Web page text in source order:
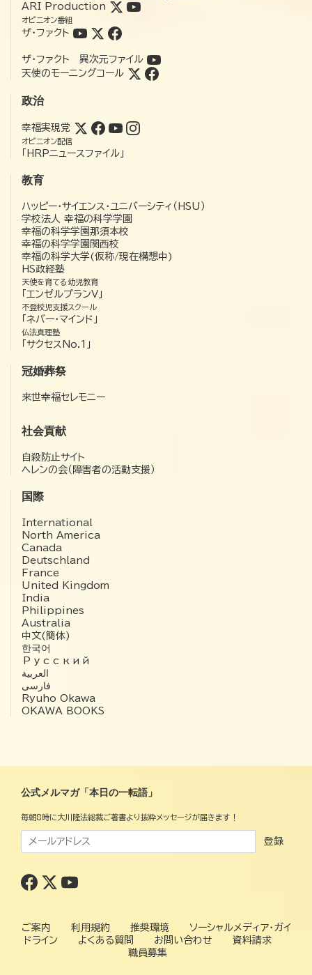
ARI Production
オピニオン番組
ザ・ファクト
ザ・ファクト 異次元ファイル
天使のモーニングコール
政治
幸福実現党
オピニオン配信
「HRPニュースファイル」
教育
ハッピー・サイエンス・ユニバーシティ（HSU）
学校法人 幸福の科学学園
幸福の科学学園那須本校
幸福の科学学園関西校
幸福の科学大学(仮称/現在構想中)
HS政経塾
天使を育てる幼児教育
「エンゼルプランV」
不登校児支援スクール
「ネバー・マインド」
仏法真理塾
「サクセスNo.1」
冠婚葬祭
来世幸福セレモニー
社会貢献
自殺防止サイト
ヘレンの会（障害者の活動支援）
国際
International
North America
Canada
Deutschland
France
United Kingdom
India
Philippines
Australia
中文(簡体)
한국어
Русский
العربية‏
فارسی
Ryuho Okawa
OKAWA BOOKS
公式メルマガ「本日の一転語」
毎朝8時に大川隆法総裁ご著書より抜粋メッセージが届きます！
登録
ご案内 利用規約 推奨環境
ソーシャルメディア・ガイ
ドライン
よくある質問 お問い合わせ
資料請求
職員募集